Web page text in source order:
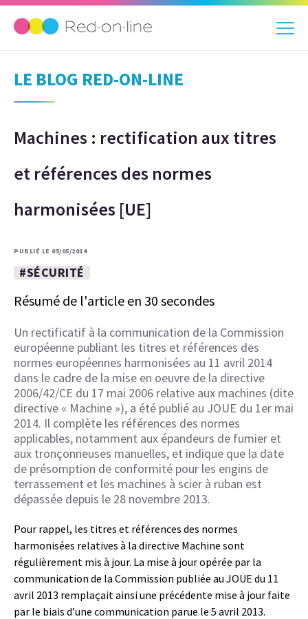
LE BLOG RED-ON-LINE
Machines : rectification aux titres
et références des normes
harmonisées [UE]
PUBLIÉ LE 05/05/2014
#SÉCURITÉ
Résumé de l'article en 30 secondes
Un rectificatif à la communication de la Commission
européenne publiant les titres et références des
normes européennes harmonisées au 11 avril 2014
dans le cadre de la mise en oeuvre de la directive
2006/42/CE du 17 mai 2006 relative aux machines (dite
directive « Machine »), a été publié au JOUE du 1er mai
2014. Il complète les références des normes
applicables, notamment aux épandeurs de fumier et
aux tronçonneuses manuelles, et indique que la date
de présomption de conformité pour les engins de
terrassement et les machines à scier à ruban est
dépassée depuis le 28 novembre 2013.
Pour rappel, les titres et références des normes
harmonisées relatives à la directive Machine sont
régulièrement mis à jour. La mise à jour opérée par la
communication de la Commission publiée au JOUE du 11
avril 2013 remplaçait ainsi une précédente mise à jour faite
par le biais d’une communication parue le 5 avril 2013.